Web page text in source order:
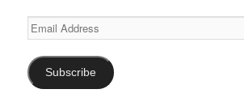
Email
Address
Subscribe